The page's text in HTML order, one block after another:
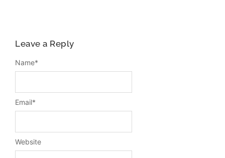
Leave a Reply
Name*
Email*
Website